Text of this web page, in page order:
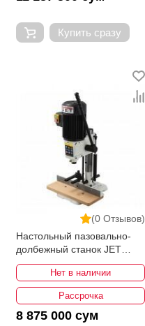
Купить сразу
(0 Отзывов)
Настольный пазовально-
долбежный станок JET
JBM-5
Нет в наличии
Рассрочка
8 875 000 сум